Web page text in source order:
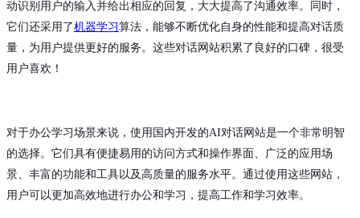
动识别用户的输入并给出相应的回复，大大提高了沟通效率。同时，
它们还采用了机器学习 算法，能够不断优化自身的性能和提高对话质
量，为用户提供更好的服务。这些对话网站积累了良好的口碑，很受
用户喜欢！
对于办公学习场景来说，使用国内开发的AI对话网站是一个非常明智
的选择。它们具有便捷易用的访问方式和操作界面、广泛的应用场
景、丰富的功能和工具以及高质量的服务水平。通过使用这些网站，
用户可以更加高效地进行办公和学习，提高工作和学习效率。